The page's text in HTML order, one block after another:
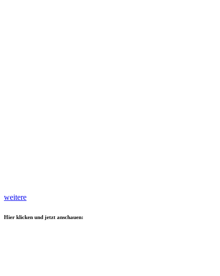
weitere
Hier klicken und jetzt anschauen: